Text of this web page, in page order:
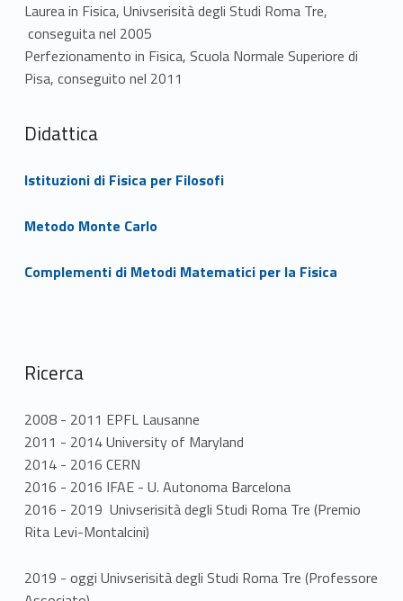
Laurea in Fisica, Univserisità degli Studi Roma Tre,
conseguita nel 2005
Perfezionamento in Fisica, Scuola Normale Superiore di
Pisa, conseguito nel 2011
Didattica
Istituzioni di Fisica per Filosofi
Metodo Monte Carlo
Complementi di Metodi Matematici per la Fisica
Ricerca
2008 - 2011 EPFL Lausanne
2011 - 2014 University of Maryland
2014 - 2016 CERN
2016 - 2016 IFAE - U. Autonoma Barcelona
2016 - 2019 Univserisità degli Studi Roma Tre (Premio
Rita Levi-Montalcini)
2019 - oggi Univserisità degli Studi Roma Tre (Professore